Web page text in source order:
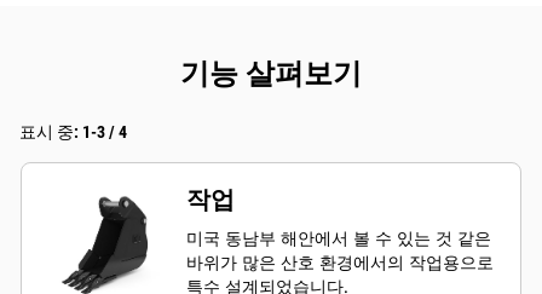
기능 살펴보기
표시 중: 1-3 / 4
작업
미국 동남부 해안에서 볼 수 있는 것 같은
바위가 많은 산호 환경에서의 작업용으로
특수 설계되었습니다.